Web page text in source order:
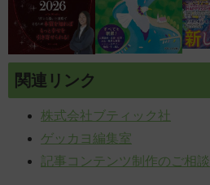
関連リンク
株式会社ブティック社
ゲッカヨ編集室
記事コンテンツ制作のご相談